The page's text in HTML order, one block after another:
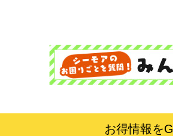
お得情報を